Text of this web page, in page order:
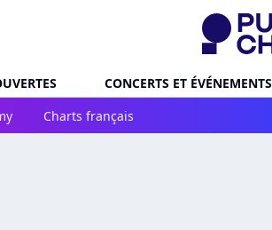
CONCERTS ET ÉVÉNEMENTS
Charts français